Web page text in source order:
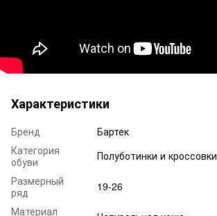
Характеристики
Бренд
Бартек
Категория
обуви
Полуботинки и кроссовки
Размерный
ряд
19-26
Материал